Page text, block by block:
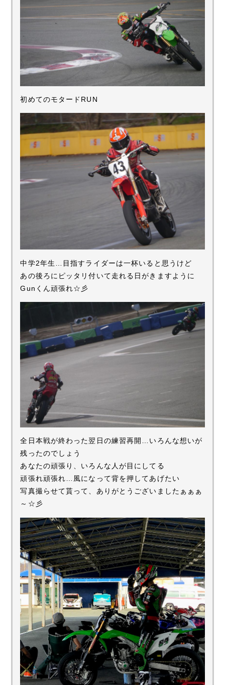
初めてのモタードRUN
中学2年生…目指すライダーは一杯いると思うけど
あの後ろにピッタリ付いて走れる日がきますように
Gunくん頑張れ☆彡
全日本戦が終わった翌日の練習再開…いろんな想いが
残ったのでしょう
あなたの頑張り、いろんな人が目にしてる
頑張れ頑張れ…風になって背を押してあげたい
写真撮らせて貰って、ありがとうございましたぁぁぁ
～☆彡